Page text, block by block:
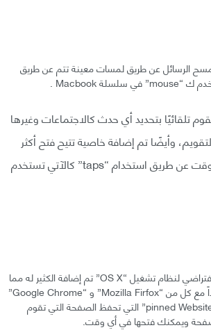
الرسائل عن طريق لمسات معينة تتم عن طريق
تلقائيًا بتحديد أي حدث كالاجتماعات وغيرها
وأيضًا تم إضافة خاصية تتيح فتح أكثر
من رسالة في نفس الوقت عن طريق استخدام “taps” كالآتي تستخدم
وهو متصفح الإنترنت الافتراضي لنظام تشغيل “OS X” تم إضافة الكثير له مما
يجعله يعود للسباق مجدداً مع كل من “Mozilla Firfox” و “Google Chrome”
عن طريق إضافة “pinned Websites’ tab” التي تحفظ الصفحة التي تقوم
ويمكنك فتحها في أي وقت.